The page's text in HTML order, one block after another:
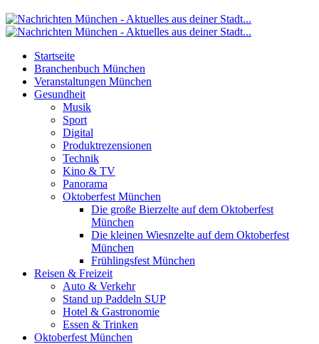
Startseite
Branchenbuch München
Veranstaltungen München
Gesundheit
Musik
Sport
Digital
Produktrezensionen
Technik
Kino & TV
Panorama
Oktoberfest München
Die große Bierzelte auf dem Oktoberfest
München
Die kleinen Wiesnzelte auf dem Oktoberfest
München
Frühlingsfest München
Reisen & Freizeit
Auto & Verkehr
Stand up Paddeln SUP
Hotel & Gastronomie
Essen & Trinken
Oktoberfest München